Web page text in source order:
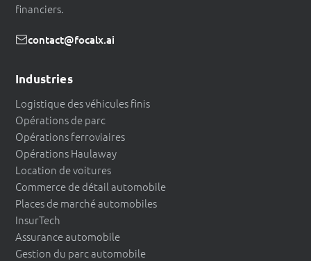
financiers.
contact@focalx.ai
Industries
Logistique des véhicules finis
Opérations de parc
Opérations ferroviaires
Opérations Haulaway
Location de voitures
Commerce de détail automobile
Places de marché automobiles
InsurTech
Assurance automobile
Gestion du parc automobile